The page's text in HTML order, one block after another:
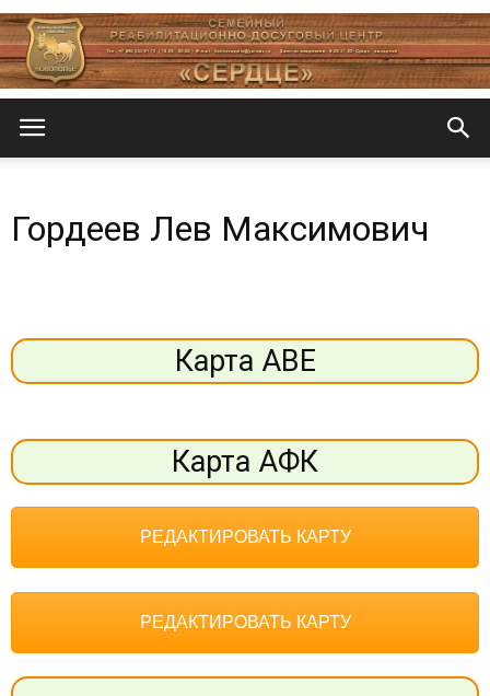
«СеРДЦе»
Гордеев Лев Максимович
Карта АВЕ
Карта АФК
РЕДАКТИРОВАТЬ КАРТУ
РЕДАКТИРОВАТЬ КАРТУ